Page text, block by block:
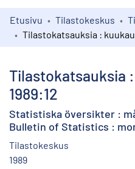
Kokoelmat
Etusivu Tilastokeskus
Tilastokatsauksia
1989:12
Statistiska översikter :
Bulletin of Statistics :
Tilastokeskus
1989